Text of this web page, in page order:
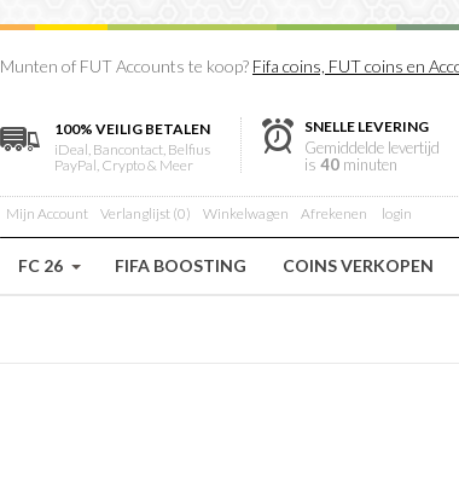
Munten of FUT Accounts te koop? Fifa coins, FUT coins en
100% VEILIG BETALEN
iDeal, Bancontact, Belfius
PayPal, Crypto & Meer
SNELLE LEVERING
Gemiddelde levertijd
is 40 minuten
Mijn Account Verlanglijst (0) Winkelwagen Afrekenen login
FC 26 FIFA BOOSTING COINS VERKOPEN